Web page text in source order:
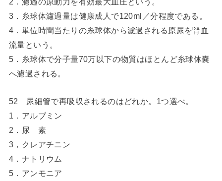
3．糸球体濾過量は健康成人で120ml／分程度である。
4．単位時間当たりの糸球体から濾過される原尿を腎血
流量という。
5．糸球体で分子量70万以下の物質はほとんど糸球体嚢
へ濾過される。
52 尿細管で再吸収されるのはどれか。1つ選べ。
1．アルブミン
2．尿 素
3，クレアチニン
4．ナトリウム
5．アンモニア